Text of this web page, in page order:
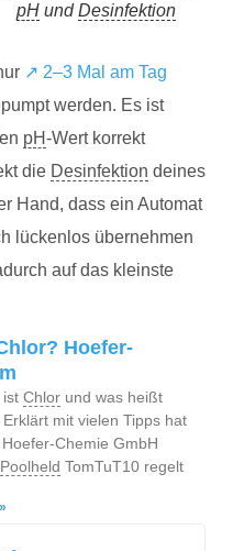
pH undDesinfektion
↗ 2–3 Mal am Tag
werden. Es ist
pH-Wert korrekt
die Desinfektion deines
Hand, dass ein Automat
lückenlos übernehmen
auf das kleinste
Hoefer-
istChlor und was heißt
mit vielen Tipps hat
Chemie GmbH
Poolheld TomTuT10 regelt